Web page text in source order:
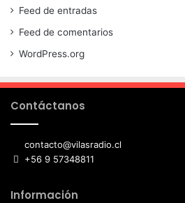
Feed de entradas
Feed de comentarios
WordPress.org
Contáctanos
contacto@vilasradio.cl
+56 9 57348811
Información